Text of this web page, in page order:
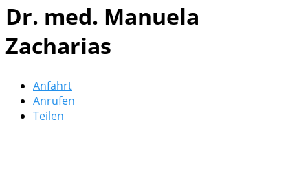
Dr. med. Manuela
Zacharias
Anfahrt
Anrufen
Teilen